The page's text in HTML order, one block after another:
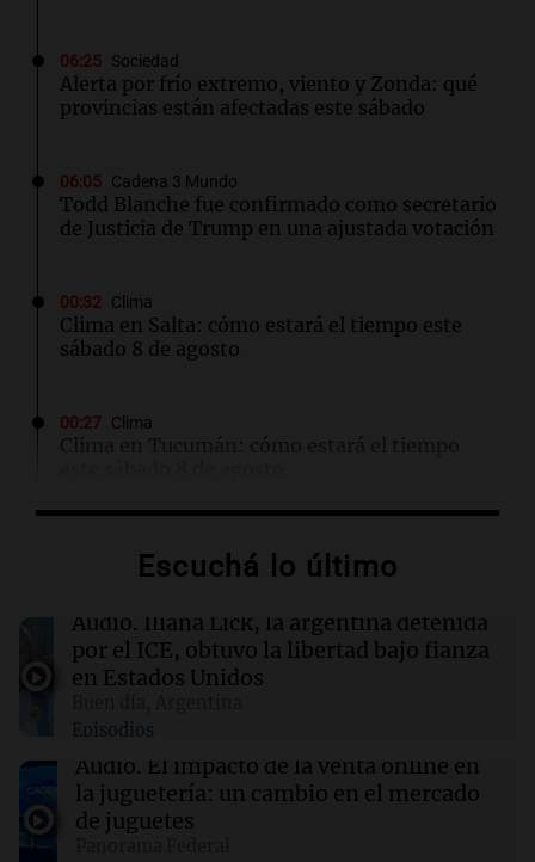
06:25 Sociedad
Alerta por frío extremo, viento y Zonda: qué
provincias están afectadas este sábado
06:05 Cadena 3 Mundo
Todd Blanche fue confirmado como secretario
de Justicia de Trump en una ajustada votación
00:32 Clima
Clima en Salta: cómo estará el tiempo este
sábado 8 de agosto
00:27 Clima
Clima en Tucumán: cómo estará el tiempo
Clima en Mendoza: cómo estará el tiempo
00:16 Clima
Clima en Santa Fe: cómo estará el tiempo este
00:11 Clima
Clima en Rosario: cómo estará el tiempo este
sábado 8 de agosto
Escuchá lo último
Audio. Iliana Lick, la argentina detenida
por el ICE, obtuvo la libertad bajo fianza
en Estados Unidos
Episodios
Audio. El impacto de la venta online en
la juguetería: un cambio en el mercado
de juguetes